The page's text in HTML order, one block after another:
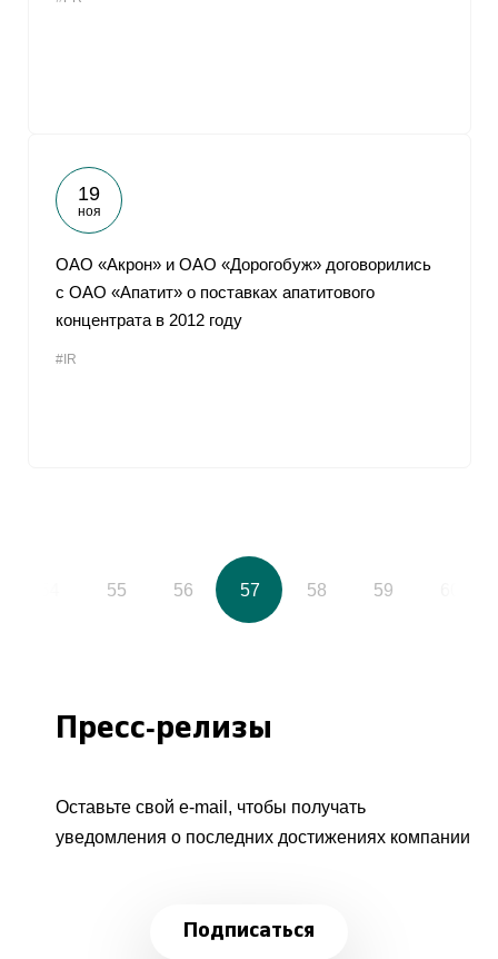
19
ноя
ОАО «Акрон» и ОАО «Дорогобуж» договорились
с ОАО «Апатит» о поставках апатитового
концентрата в 2012 году
#IR
55 56 57 58 59
Пресс-релизы
Оставьте свой e-mail, чтобы получать
уведомления о последних достижениях компании
Подписаться